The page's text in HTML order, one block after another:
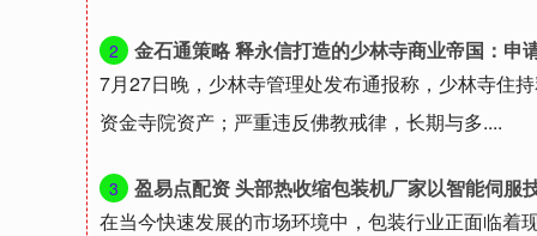
2
金石通策略 释永信打造的少林寺商业帝国：申请商标
7月27日晚，少林寺管理处发布通报称，少林寺住
资金寺院资产；严重违反佛教戒律，长期与多....
3
盈易点配资 头部热收缩包装机厂家以智能伺服技术助力企
在当今快速发展的市场环境中，包装行业正面临着